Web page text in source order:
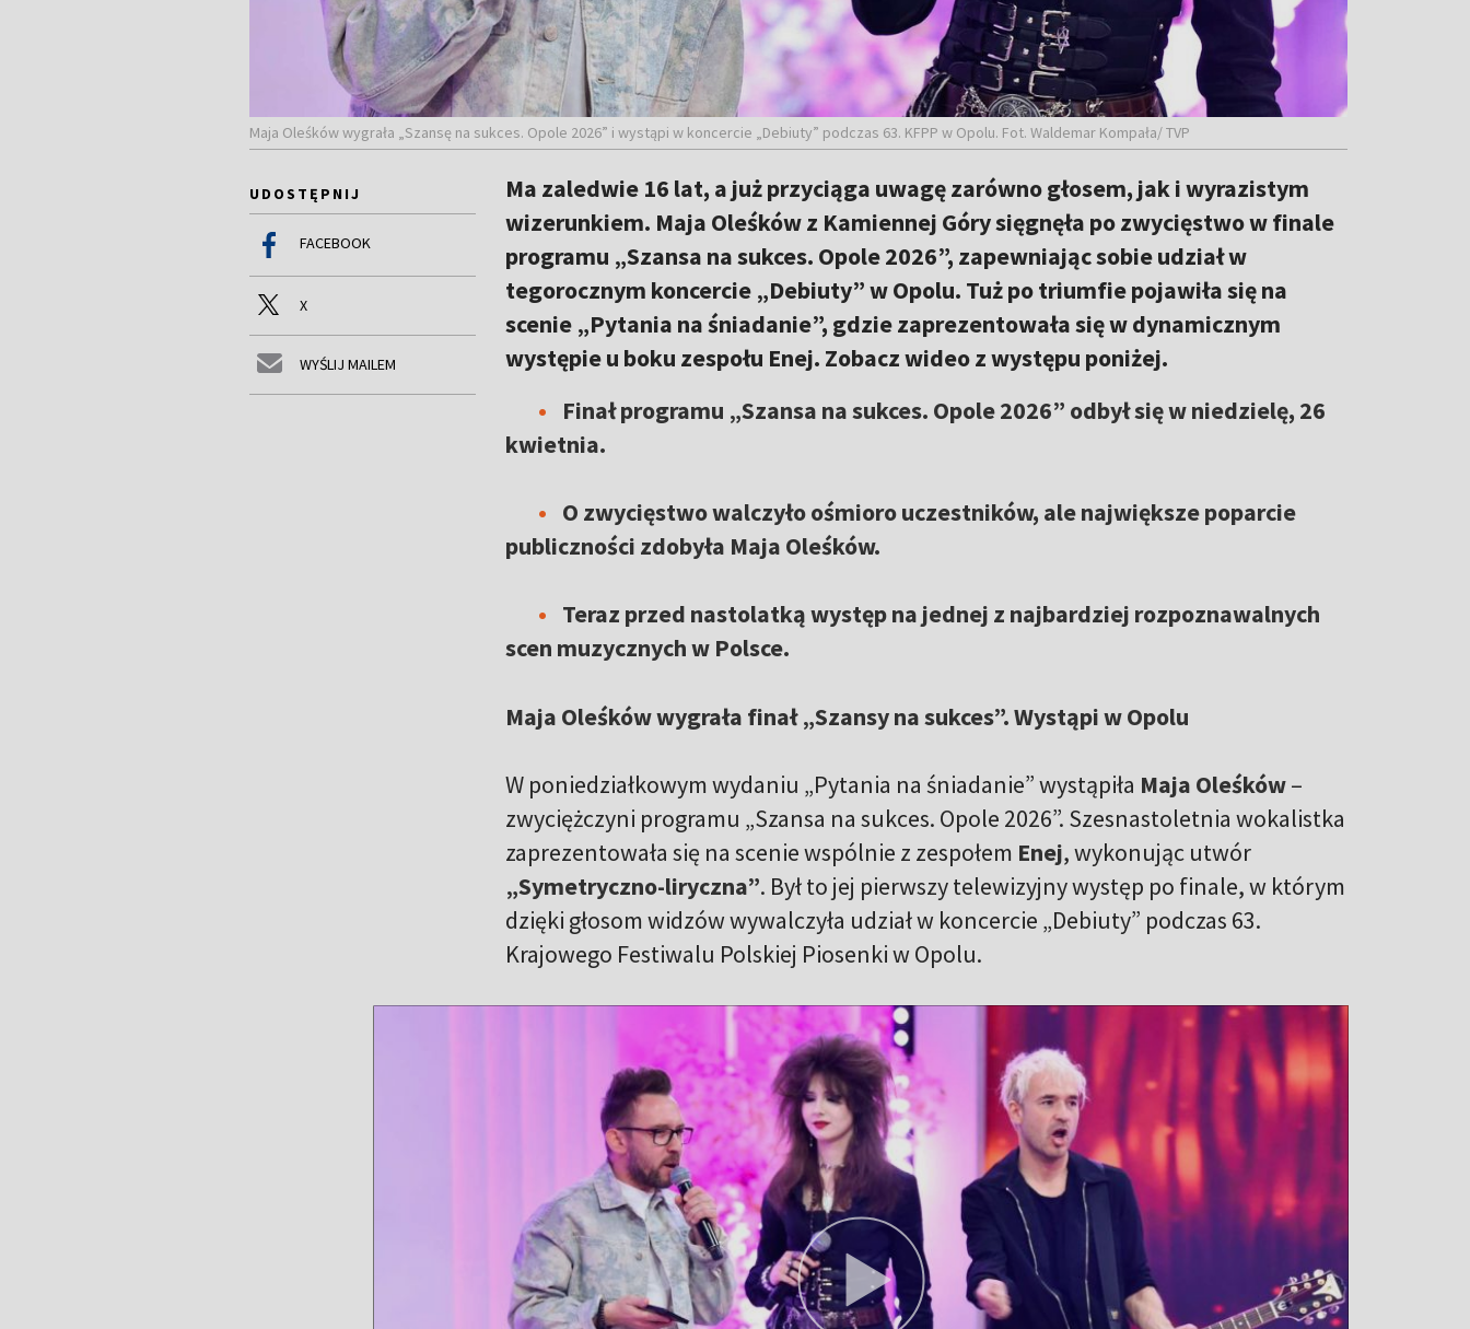
Maja Oleśków wygrała „Szansę na sukces. Opole 2026” i wystąpi w koncercie „Debiuty” podczas 63. KFPP w Opolu. Fot. Waldemar Kompała/ TVP
UDOSTĘPNIJ
FACEBOOK
X
WYŚLIJ MAILEM
Ma zaledwie 16 lat, a już przyciąga uwagę zarówno głosem, jak i wyrazistym
wizerunkiem. Maja Oleśków z Kamiennej Góry sięgnęła po zwycięstwo w finale
programu „Szansa na sukces. Opole 2026”, zapewniając sobie udział w
tegorocznym koncercie „Debiuty” w Opolu. Tuż po triumfie pojawiła się na
scenie „Pytania na śniadanie”, gdzie zaprezentowała się w dynamicznym
występie u boku zespołu Enej. Zobacz wideo z występu poniżej.
Finał programu „Szansa na sukces. Opole 2026” odbył się w niedzielę, 26
kwietnia.
O zwycięstwo walczyło ośmioro uczestników, ale największe poparcie
publiczności zdobyła Maja Oleśków.
Teraz przed nastolatką występ na jednej z najbardziej rozpoznawalnych
scen muzycznych w Polsce.
Maja Oleśków wygrała finał „Szansy na sukces”. Wystąpi w Opolu
W poniedziałkowym wydaniu „Pytania na śniadanie” wystąpiła Maja Oleśków–
zwyciężczyni programu „Szansa na sukces. Opole 2026”. Szesnastoletnia wokalistka
zaprezentowała się na scenie wspólnie z zespołem Enej, wykonując utwór
„Symetryczno-liryczna”. Był to jej pierwszy telewizyjny występ po finale, w którym
dzięki głosom widzów wywalczyła udział w koncercie „Debiuty” podczas 63.
Krajowego Festiwalu Polskiej Piosenki w Opolu.